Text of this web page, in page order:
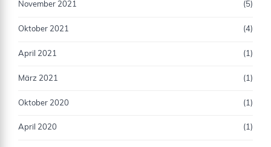
November 2021 (5)
Oktober 2021 (4)
April 2021 (1)
März 2021 (1)
Oktober 2020 (1)
April 2020 (1)